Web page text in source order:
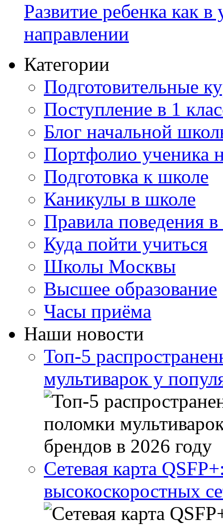
Развитие ребенка как
направлении
Категории
Подготовительные
Поступление в 1
Блог начальной
Портфолио ученика
Подготовка к школе
Каникулы в школе
Правила поведения
Куда пойти учиться
Школы Москвы
Высшее образование
Часы приёма
Наши новости
Топ-5
мультиварок у
Сетевая карта
высокоскоростных